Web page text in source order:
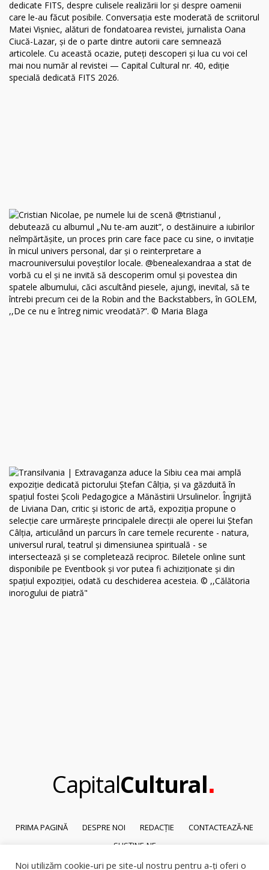
CapitalCultural.
PRIMA PAGINĂ DESPRE NOI REDACȚIE
CONTACTEAZĂ-NE
SUSȚINE-NE
Noi utilizăm cookie-uri pe site-ul nostru pentru a-ți oferi o